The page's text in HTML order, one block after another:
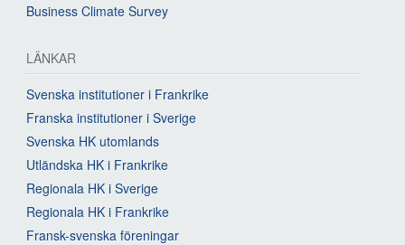
Business Climate Survey
LÄNKAR
Svenska institutioner i Frankrike
Franska institutioner i Sverige
Svenska HK utomlands
Utländska HK i Frankrike
Regionala HK i Sverige
Regionala HK i Frankrike
Fransk-svenska föreningar